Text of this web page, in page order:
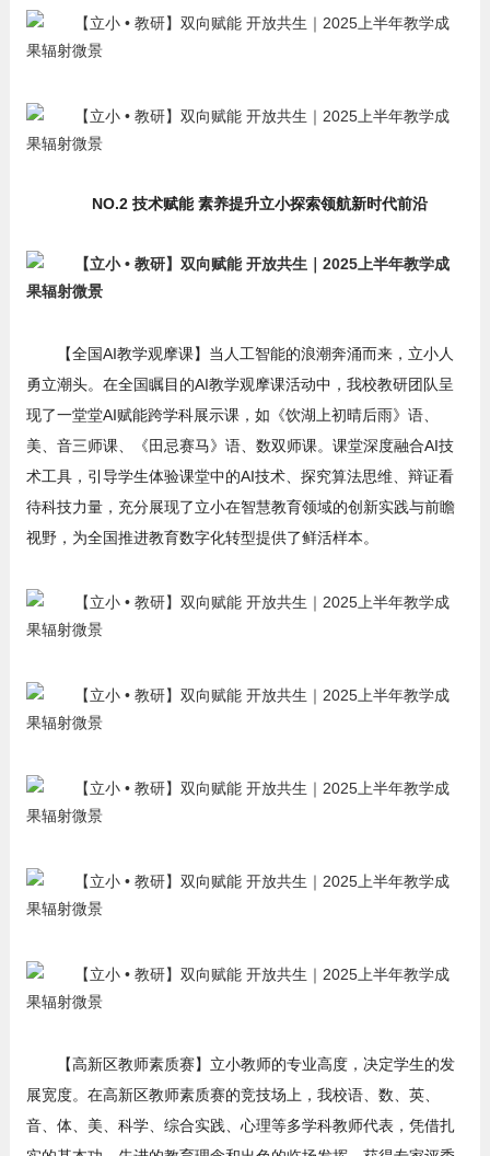
NO.2 技术赋能 素养提升立小探索领航新时代前沿
【全国AI教学观摩课】当人工智能的浪潮奔涌而来，立小人
勇立潮头。在全国瞩目的AI教学观摩课活动中，我校教研团队呈
现了一堂堂AI赋能跨学科展示课，如《饮湖上初晴后雨》语、
美、音三师课、《田忌赛马》语、数双师课。课堂深度融合AI技
术工具，引导学生体验课堂中的AI技术、探究算法思维、辩证看
待科技力量，充分展现了立小在智慧教育领域的创新实践与前瞻
视野，为全国推进教育数字化转型提供了鲜活样本。
【高新区教师素质赛】立小教师的专业高度，决定学生的发
展宽度。在高新区教师素质赛的竞技场上，我校语、数、英、
音、体、美、科学、综合实践、心理等多学科教师代表，凭借扎